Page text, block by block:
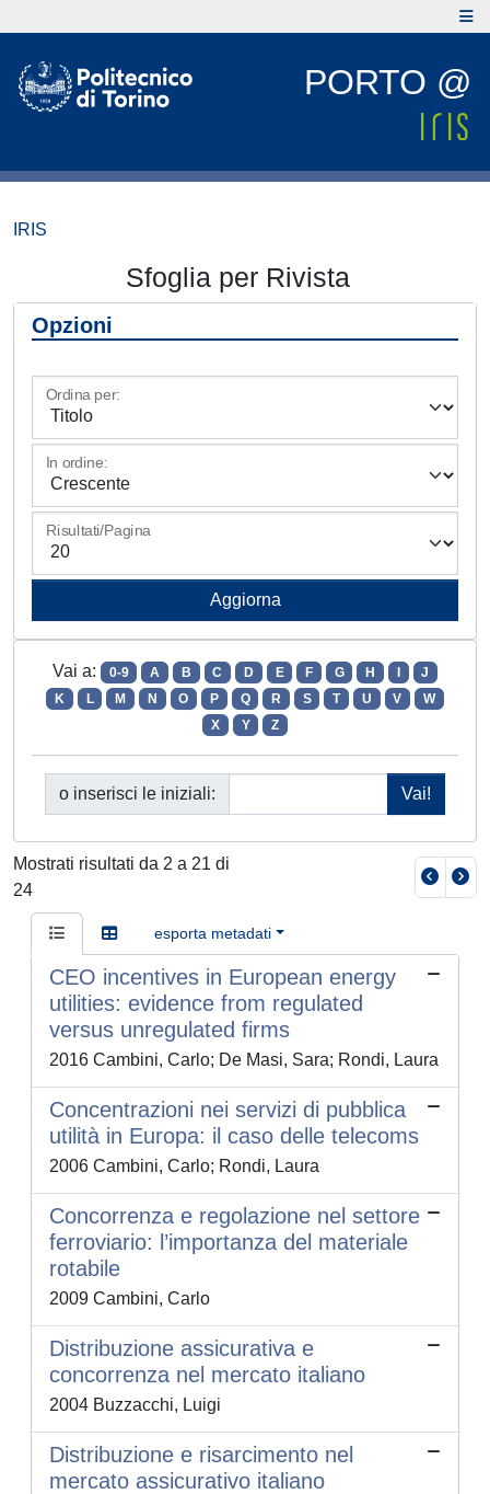
PORTO @
IRIS
Sfoglia per Rivista
Opzioni
Ordina per:
In ordine:
Risultati/Pagina
Vai a: 0-9 A B C D E F G H
J
K
L M N O P Q R S T U V
W
X
Y Z
o inserisci le iniziali:
Mostrati risultati da 2 a 21 di
24
esporta metadati
CEO incentives in European energy
utilities: evidence from regulated
versus unregulated firms
2016 Cambini, Carlo; De Masi, Sara; Rondi, Laura
Concentrazioni nei servizi di pubblica
utilità in Europa: il caso delle telecoms
2006 Cambini, Carlo; Rondi, Laura
Concorrenza e regolazione nel settore
ferroviario: l’importanza del materiale
rotabile
2009 Cambini, Carlo
Distribuzione assicurativa e
concorrenza nel mercato italiano
2004 Buzzacchi, Luigi
Distribuzione e risarcimento nel
mercato assicurativo italiano